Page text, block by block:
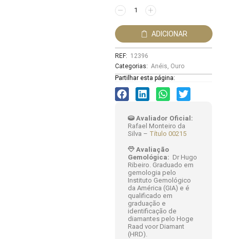
ADICIONAR
REF: 12396
Categorias: Anéis, Ouro
Partilhar esta página:
Avaliador Oficial:
Rafael Monteiro da
Silva – Título 00215
Avaliação
Gemológica: Dr Hugo
Ribeiro. Graduado em
gemologia pelo
Instituto Gemológico
da América (GIA) e é
qualificado em
graduação e
identificação de
diamantes pelo Hoge
Raad voor Diamant
(HRD).